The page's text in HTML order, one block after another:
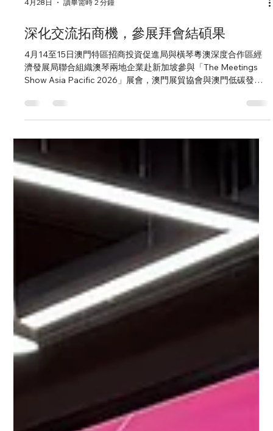
深化交流拓商機，參展拜會結碩果
4月14至15日澳門特區招商投資促進局與橫琴粵澳深度合作區經
濟發展局聯合組織澳琴兩地企業赴新加坡參與「The Meetings
Show Asia Pacific 2026」展會，澳門展貿協會與澳門低碳發展
協會於展會現場「澳琴館」內設置交流展位。 參展企業大合影 澳
門展貿協會、澳門低碳發展協會 展位合影 參展期間，澳門展貿協
會系統梳理了協會成立二十五周年以來的發展脈絡，重點呈現了
在會展人才培育體系建設、綠色會展標準國際化及泛珠三角區域
協作等方面的標誌性成果。參會期間與來自新加坡、印度、印
尼、馬來西亞、香港、澳大利亞等國際客商進行了深入交流，期
透過是次商務交流開拓城市之間的會展商務合作。 拜訪新加坡關
鍵會展組織，深化國家合作網絡 參展期間，在澳門招商局黃伊琳
委員的帶領下，澳門展貿協會聯同澳門低碳發展協會一行10人，
拜訪了新加坡當地具影響力的會展組織——亞洲展覽會議協會聯
盟（AFECA）及新加坡會展組織與供應商協會（SACEOS），雙
方就協會會務發展、人才培養、綠色會展等議題深入交換意見，
探討未來在亞太區推動會